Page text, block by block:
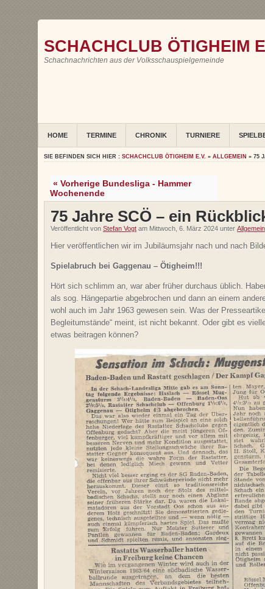
SCHACHCLUB ÖTIGHEIM
Schachnachrichten aus der Volksschauspielgemeinde
HOME TERMINE CHRONIK TURNIERE
SIE BEFINDEN SICH HIER : SCHACHCLUB ÖTIGHEIM E.V. » ALLGEMEIN » 75
« Vorherige Bundesliga - Hammer
Wochenende
75 Jahre SCÖ – ein
Veröffentlicht von Stefan Vogt am Mittwoch, 6. März 2024 unter Allgemein
Hier veröffentlichen wir im Jubiläumsjahr nach und nach
Spielabruch bei Gaggenau – Ötigheim!!!
Hört sich schlimm an, war aber früher durchaus üblich.
als sog. Hängepartie abgebrochen und dann an einem
wohl auch im Jahr 1963 gewesen sein. Was der
Begleitumstände“ meint, ist nicht bekannt. Oder gibt es
etwas beitragen können?